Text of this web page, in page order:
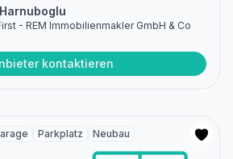
- REM Immobilienmakler GmbH & Co
kontaktieren
Parkplatz Neubau